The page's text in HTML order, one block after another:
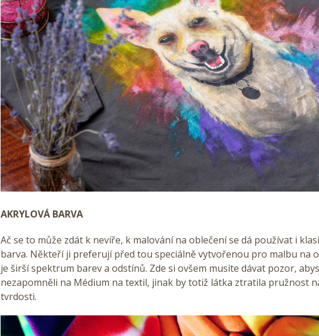
AKRYLOVÁ BARVA
Ač se to může zdát k nevíře, k malování na oblečení se dá používat i
barva. Někteří ji preferují před tou speciálně vytvořenou pro malbu na
je širší spektrum barev a odstínů. Zde si ovšem musíte dávat pozor,
nezapomněli na Médium na textil, jinak by totiž látka ztratila pružnost
tvrdosti.